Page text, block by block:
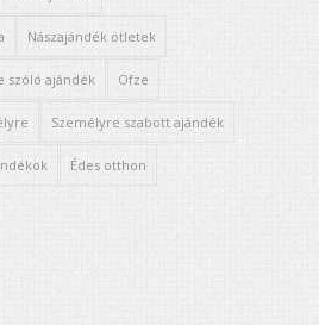
Nászajándék ötletek
szóló ajándék Ofze
Személyre szabott ajándék
Édes otthon